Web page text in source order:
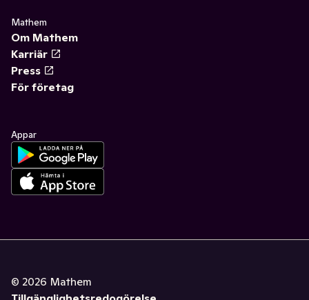
Mathem
Om Mathem
Karriär
Press
För företag
Appar
© 2026 Mathem